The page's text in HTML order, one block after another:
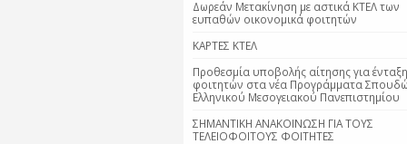
Δωρεάν Μετακίνηση με αστικά ΚΤΕΛ των
ευπαθών οικονομικά φοιτητών
ΚΑΡΤΕΣ ΚΤΕΛ
Προθεσμία υποβολής αίτησης για ένταξη
φοιτητών στα νέα Προγράμματα
Ελληνικού Μεσογειακού Πανεπιστημίου
ΣΗΜΑΝΤΙΚΗ ΑΝΑΚΟΙΝΩΣΗ ΓΙΑ ΤΟΥΣ
ΤΕΛΕΙΟΦΟΙΤΟΥΣ ΦΟΙΤΗΤΕΣ